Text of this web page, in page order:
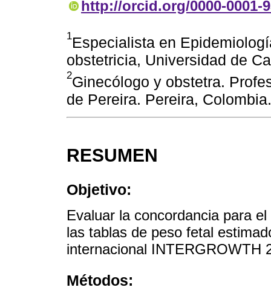
http://orcid.org/0000-0001-
1Especialista en
obstetricia, Universidad de
2Ginecólogo y obstetra.
de Pereira. Pereira, Colombia.
RESUMEN
Objetivo:
Evaluar la concordancia para
las tablas de peso fetal
internacional INTERGROWTH
Métodos: